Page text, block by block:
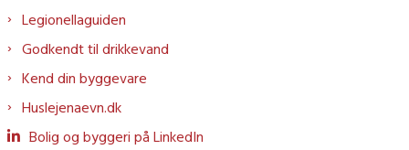
Legionellaguiden
Godkendt til drikkevand
Kend din byggevare
Huslejenaevn.dk
Bolig og byggeri på LinkedIn